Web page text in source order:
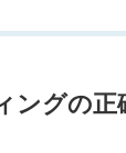
ングの正